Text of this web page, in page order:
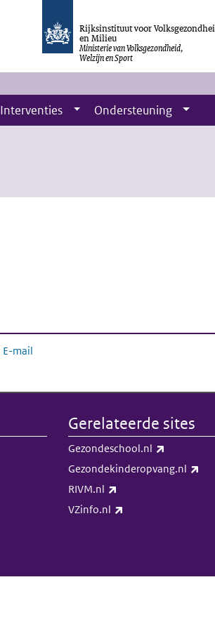
Rijksinstituut voor
en Milieu
Ministerie van Volksgezondheid,
Welzijn en Sport
Interventies Ondersteuning
E-mail
Gerelateerde sites
Gezondeschool.nl
Gezondekinderopvang.nl
RIVM.nl
VZinfo.nl